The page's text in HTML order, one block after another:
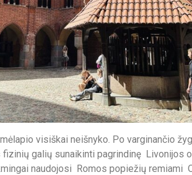
visiškai neišnyko. Po varginančio
galių sunaikinti pagrindinę Livonijos
naudojosi Romos popiežių remiami